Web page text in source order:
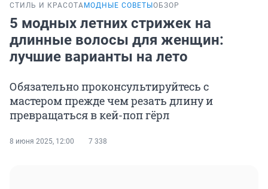
СТИЛЬ И КРАСОТА МОДНЫЕ СОВЕТЫ ОБЗОР
5 модных летних стрижек на
длинные волосы для женщин:
лучшие варианты на лето
Обязательно проконсультируйтесь с
мастером прежде чем резать длину и
превращаться в кей-поп гёрл
8 июня 2025, 12:00 7 338